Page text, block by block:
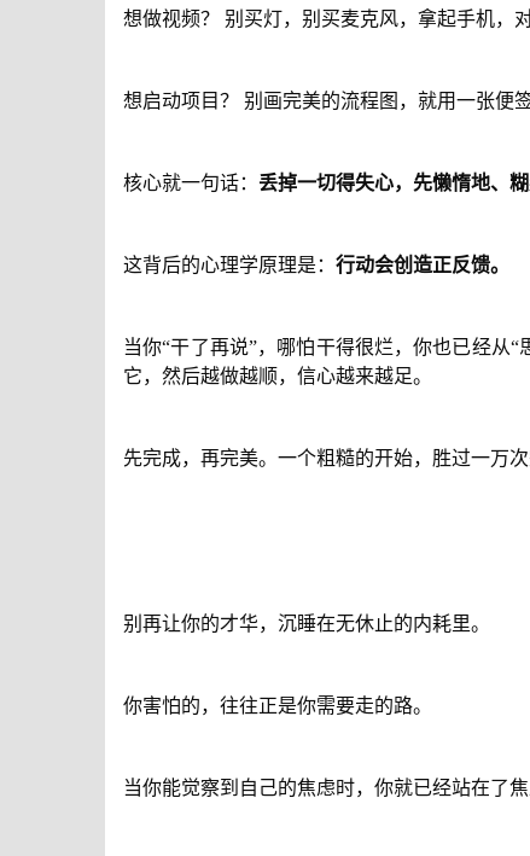
想做视频？ 别买灯，别买麦克风，拿起手机，
想启动项目？ 别画完美的流程图，就用一张便
核心就一句话： 丢掉一切得失心，先懒惰地、糊
这背后的心理学原理是： 行动会创造正反馈。
当你“干了再说”，哪怕干得很烂，你也已经从
它，然后越做越顺，信心越来越足。
先完成，再完美。一个粗糙的开始，胜过一万次
别再让你的才华，沉睡在无休止的内耗里。
你害怕的，往往正是你需要走的路。
当你能觉察到自己的焦虑时，你就已经站在了焦